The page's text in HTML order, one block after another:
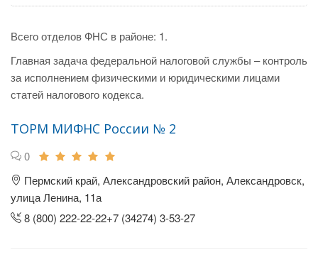
Всего отделов ФНС в районе: 1.
Главная задача федеральной налоговой службы – контроль
за исполнением физическими и юридическими лицами
статей налогового кодекса.
ТОРМ МИФНС России № 2
0
Пермский край, Александровский район, Александровск,
улица Ленина, 11а
8 (800) 222-22-22+7 (34274) 3-53-27